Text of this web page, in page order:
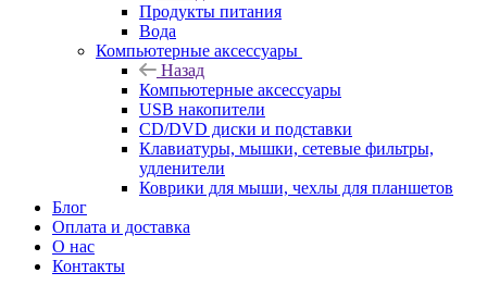
Продукты питания
Вода
Компьютерные аксессуары
Назад
Компьютерные аксессуары
USB накопители
CD/DVD диски и подставки
Клавиатуры, мышки, сетевые фильтры,
удленители
Коврики для мыши, чехлы для планшетов
Блог
Оплата и доставка
О нас
Контакты